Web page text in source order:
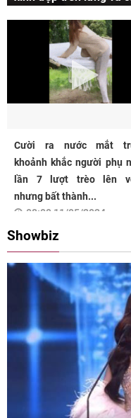
Cười ra nước mắt
khoảnh khắc người phụ
lần 7 lượt trèo lên
nhưng bất thành...
08:00 11/05/2024
Showbiz